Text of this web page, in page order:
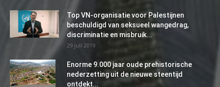
Top VN-organisatie voor Palestijnen
beschuldigd van seksueel wangedrag,
discriminatie en misbruik...
29 juli 2019
Enorme 9.000 jaar oude prehistorische
nederzetting uit de nieuwe steentijd
ontdekt...